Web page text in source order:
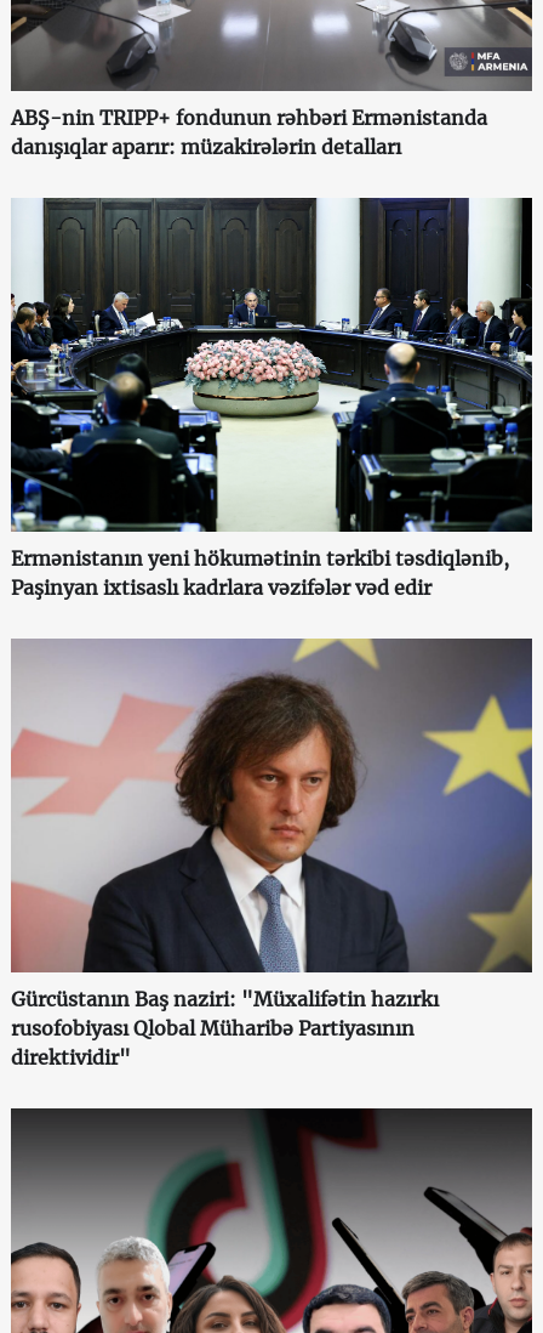
ABŞ-nin TRIPP+ fondunun rəhbəri Ermənistanda
danışıqlar aparır: müzakirələrin detalları
Ermənistanın yeni hökumətinin tərkibi təsdiqlənib,
Paşinyan ixtisaslı kadrlara vəzifələr vəd edir
Gürcüstanın Baş naziri: "Müxalifətin hazırkı
rusofobiyası Qlobal Müharibə Partiyasının
direktividir"